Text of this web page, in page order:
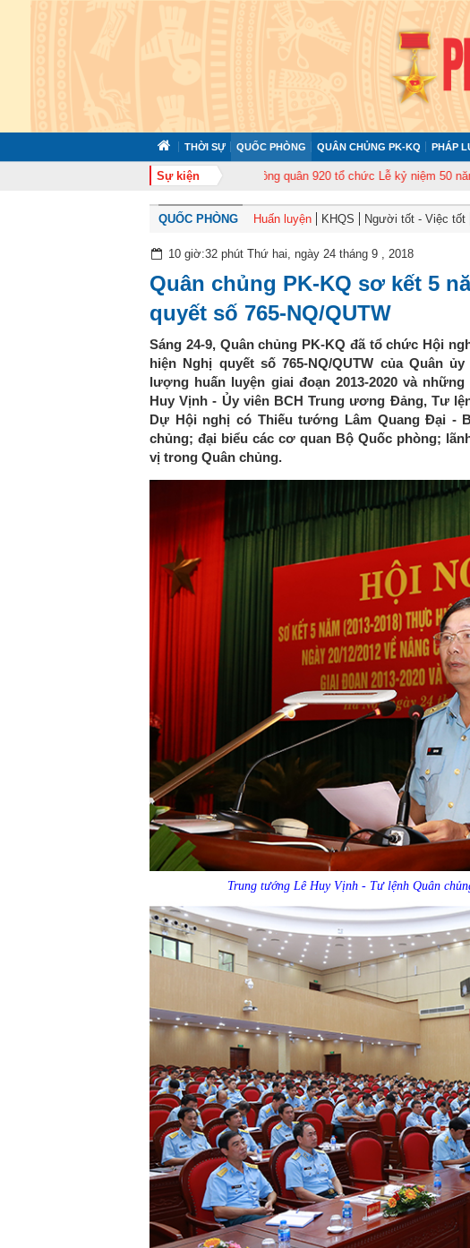
THỜI SỰ QUỐC PHÒNG QUÂN CHỦNG PK-KQ PHÁP
Sự kiện
Trung đoàn Không quân 920 tổ chức Lễ kỷ niệm 50 năm Ngày
QUỐC PHÒNG Huấn luyện KHQS Người tốt - Việc tốt
10 giờ:32 phút Thứ hai, ngày 24 tháng 9 , 2018
Quân chủng PK-KQ sơ kết 5
quyết số 765-NQ/QUTW
Sáng 24-9, Quân chủng PK-KQ đã tổ chức Hội
hiện Nghị quyết số 765-NQ/QUTW của Quân
lượng huấn luyện giai đoạn 2013-2020 và
Huy Vịnh - Ủy viên BCH Trung ương Đảng, Tư
Dự Hội nghị có Thiếu tướng Lâm Quang Đại -
chủng; đại biểu các cơ quan Bộ Quốc phòng;
vị trong Quân chủng.
Trung tướng Lê Huy Vịnh - Tư lệnh Quân